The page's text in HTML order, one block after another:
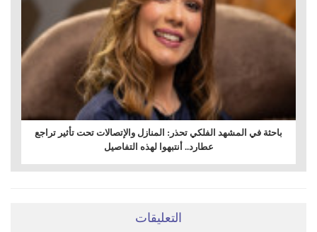
باحثة في المشهد الفلكي تحذر: المنازل والإتصالات تحت تأثير تراجع
عطارد.. أنتبهوا لهذه التفاصيل
التعليقات